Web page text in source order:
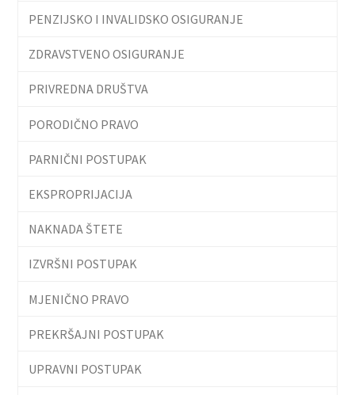
PENZIJSKO I INVALIDSKO OSIGURANJE
ZDRAVSTVENO OSIGURANJE
PRIVREDNA DRUŠTVA
PORODIČNO PRAVO
PARNIČNI POSTUPAK
EKSPROPRIJACIJA
NAKNADA ŠTETE
IZVRŠNI POSTUPAK
MJENIČNO PRAVO
PREKRŠAJNI POSTUPAK
UPRAVNI POSTUPAK